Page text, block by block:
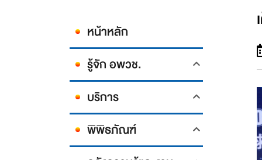
หน้าหลัก
รู้จัก อพวช.
บริการ
พิพิธภัณฑ์